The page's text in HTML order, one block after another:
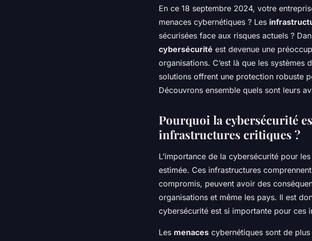
Quels sont les avantages des
de gestion de la sécurité
infrastructures critiques?
7 min de lecture
En ce 18 septembre 2024, votre
menaces cybernétiques ? Les
sécurisées face aux risques actuels ?
cybersécurité est devenue une
organisations. C’est là que les systèmes
solutions offrent une protection robuste
Découvrons ensemble quels sont leurs
Pourquoi la cybersécurité
infrastructures critiques ?
L’importance de la cybersécurité pour
estimée. Ces infrastructures
compromis, peuvent avoir des
organisations et même les pays. Il est
cybersécurité est si importante pour ces
Les menaces cybernétiques sont de